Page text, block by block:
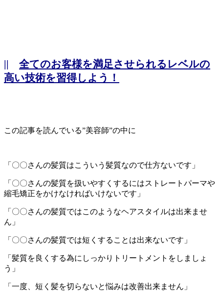
|| 全てのお客様を満足させられるレベルの
高い技術を習得しよう！
この記事を読んでいる”美容師”の中に
「〇〇さんの髪質はこういう髪質なので仕方ないです」
「〇〇さんの髪質を扱いやすくするにはストレートパーマや
縮毛矯正をかけなければいけないです」
「〇〇さんの髪質ではこのようなヘアスタイルは出来ませ
ん」
「〇〇さんの髪質では短くすることは出来ないです」
「髪質を良くする為にしっかりトリートメントをしましょ
う」
「一度、短く髪を切らないと悩みは改善出来ません」